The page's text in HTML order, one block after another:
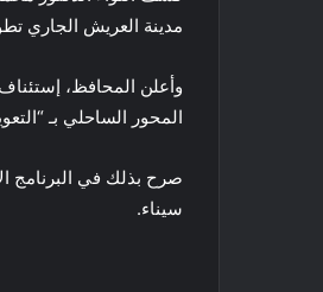
مدينة العريش الجاري
وأعلن المحافظ،
المحور الساحلي بـ
صرح بذلك في البرنامج
سيناء.